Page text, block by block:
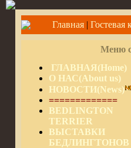
Главная| Гостевая
Меню
ГЛАВНАЯ(Home)
О НАС(About us)
НОВОСТИ(News)
=============
BEDLINGTON
TERRIER
ВЫСТАВКИ
БЕДЛИНГТОНОВ